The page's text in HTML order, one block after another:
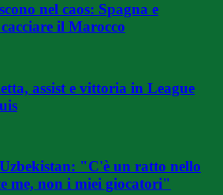
nel caos: Spagna e
il Marocco
assist e vittoria in League
"C'è un ratto nello
me, non i miei giocatori"